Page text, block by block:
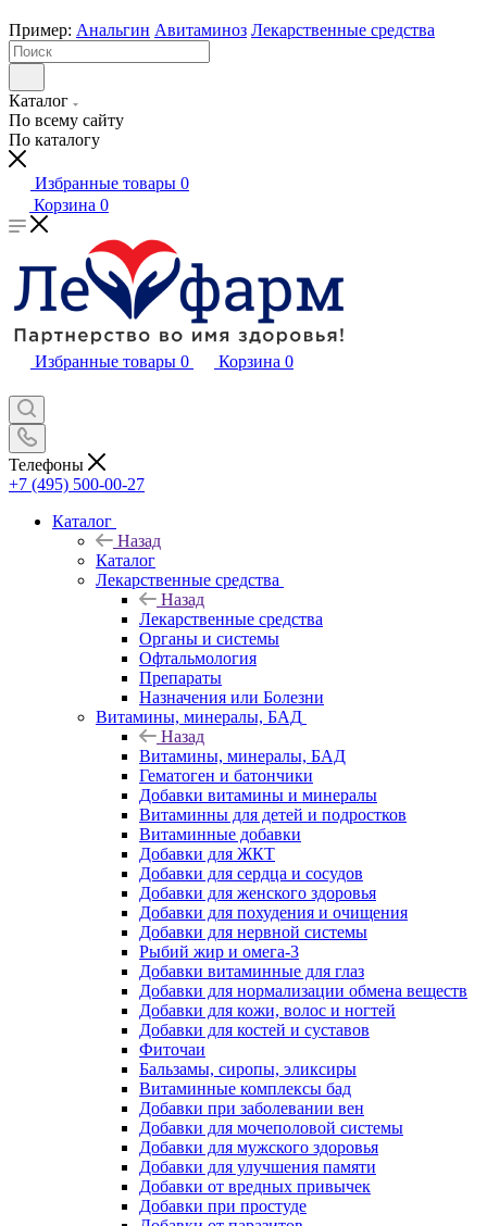
Пример: Анальгин Авитаминоз Лекарственные средства
Каталог
По всему сайту
По каталогу
Избранные товары 0
Корзина 0
Избранные товары 0 Корзина 0
Телефоны
+7 (495) 500-00-27
Каталог
Назад
Каталог
Лекарственные средства
Назад
Лекарственные средства
Органы и системы
Офтальмология
Препараты
Назначения или Болезни
Витамины, минералы, БАД
Назад
Витамины, минералы, БАД
Гематоген и батончики
Добавки витамины и минералы
Витаминны для детей и подростков
Витаминные добавки
Добавки для ЖКТ
Добавки для сердца и сосудов
Добавки для женского здоровья
Добавки для похудения и очищения
Добавки для нервной системы
Рыбий жир и омега-3
Добавки витаминные для глаз
Добавки для нормализации обмена веществ
Добавки для кожи, волос и ногтей
Добавки для костей и суставов
Фиточаи
Бальзамы, сиропы, эликсиры
Витаминные комплексы бад
Добавки при заболевании вен
Добавки для мочеполовой системы
Добавки для мужского здоровья
Добавки для улучшения памяти
Добавки от вредных привычек
Добавки при простуде